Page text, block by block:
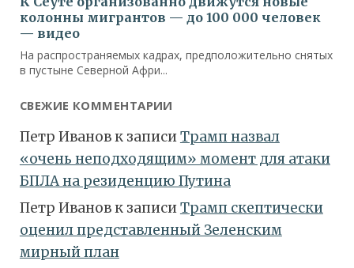
СВЕЖИЕ КОММЕНТАРИИ
Петр Ивановк записиТрамп назвал
«очень неподходящим» момент для атаки
БПЛА на резиденцию Путина
Петр Ивановк записиТрамп скептически
оценил представленный Зеленским
мирный план